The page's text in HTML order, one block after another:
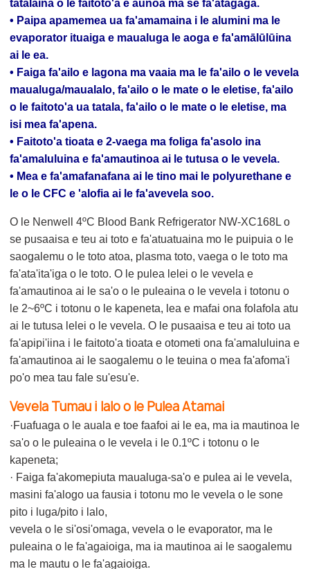
tatalaina o le faitoto'a e aunoa ma se fa'atagaga.
• Paipa apamemea ua fa'amamaina i le alumini ma le
evaporator ituaiga e maualuga le aoga e fa'amālūlūina
ai le ea.
• Faiga fa'ailo e lagona ma vaaia ma le fa'ailo o le vevela
maualuga/maualalo, fa'ailo o le mate o le eletise, fa'ailo
o le faitoto'a ua tatala, fa'ailo o le mate o le eletise, ma
isi mea fa'apena.
• Faitoto'a tioata e 2-vaega ma foliga fa'asolo ina
fa'amaluluina e fa'amautinoa ai le tutusa o le vevela.
• Mea e fa'amafanafana ai le tino mai le polyurethane e
le o le CFC e 'alofia ai le fa'avevela soo.
O le Nenwell 4ºC Blood Bank Refrigerator NW-XC168L o
se pusaaisa e teu ai toto e fa'atuatuaina mo le puipuia o le
saogalemu o le toto atoa, plasma toto, vaega o le toto ma
fa'ata'ita'iga o le toto. O le pulea lelei o le vevela e
fa'amautinoa ai le sa'o o le puleaina o le vevela i totonu o
le 2~6ºC i totonu o le kapeneta, lea e mafai ona folafola atu
ai le tutusa lelei o le vevela. O le pusaaisa e teu ai toto ua
fa'apipi'iina i le faitoto'a tioata e otometi ona fa'amaluluina e
fa'amautinoa ai le saogalemu o le teuina o mea fa'afoma'i
po'o mea tau fale su'esu'e.
Vevela Tumau i lalo o le Pulea Atamai
·Fuafuaga o le auala e toe faafoi ai le ea, ma ia mautinoa le
sa'o o le puleaina o le vevela i le 0.1ºC i totonu o le
kapeneta;
· Faiga fa'akomepiuta maualuga-sa'o e pulea ai le vevela,
masini fa'alogo ua fausia i totonu mo le vevela o le sone
pito i luga/pito i lalo,
vevela o le si'osi'omaga, vevela o le evaporator, ma le
puleaina o le fa'agaioiga, ma ia mautinoa ai le saogalemu
ma le mautu o le fa'agaioiga.